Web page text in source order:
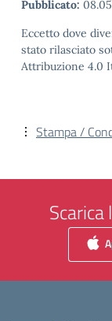
Pubblicato:
Eccetto dove
stato rilasciato
Attribuzione 4.0
Stampa /